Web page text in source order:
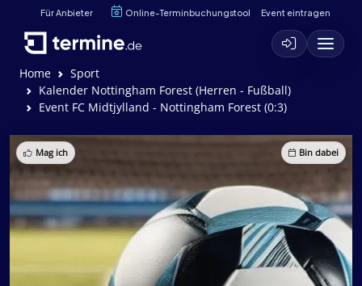
Für Anbieter Online-Terminbuchungstool Event eintragen
Home
Sport
Kalender Nottingham Forest (Herren - Fußball)
Event FC Midtjylland - Nottingham Forest (0:3)
Mag ich Bin dabei